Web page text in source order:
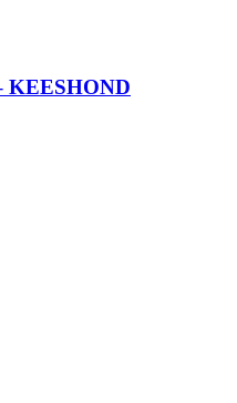
KEESHOND